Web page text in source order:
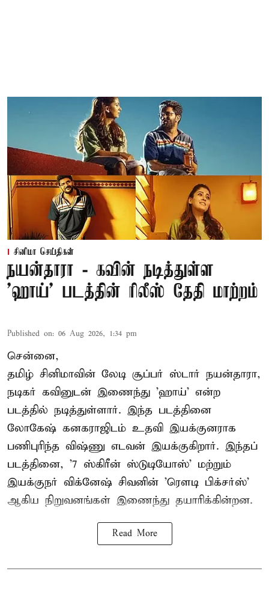
சினிமா செய்திகள்
நயன்தாரா - கவின் நடித்துள்ள
'ஹாய்' படத்தின் ரிலீஸ் தேதி மாற்றம்
Published on: 06 Aug 2026, 1:34 pm
சென்னை,
தமிழ் சினிமாவின் லேடி சூப்பர் ஸ்டார் நயன்தாரா,
நடிகர் கவினுடன் இணைந்து 'ஹாய்' என்ற
படத்தில் நடித்துள்ளார். இந்த படத்தினை
லோகேஷ் கனகராஜிடம் உதவி இயக்குனராக
பணிபுரிந்த விஷ்ணு எடவன் இயக்குகிறார். இந்தப்
படத்தினை, '7 ஸ்கிரீன் ஸ்டுடியோஸ்' மற்றும்
இயக்குநர் விக்னேஷ் சிவனின் 'ரௌடி பிக்சர்ஸ்'
ஆகிய நிறுவனங்கள் இணைந்து தயாரிக்கின்றன.
Read More